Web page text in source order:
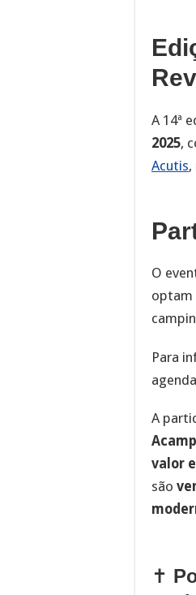
A 14ª
2025,
Acutis,
O
optam
Para
A
valor
são
✝️